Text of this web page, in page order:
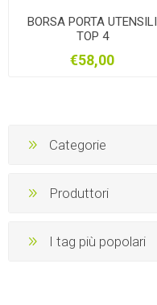
BORSA PORTA UTENSILI
TOP 4
€58,00
Categorie
Produttori
I tag più popolari